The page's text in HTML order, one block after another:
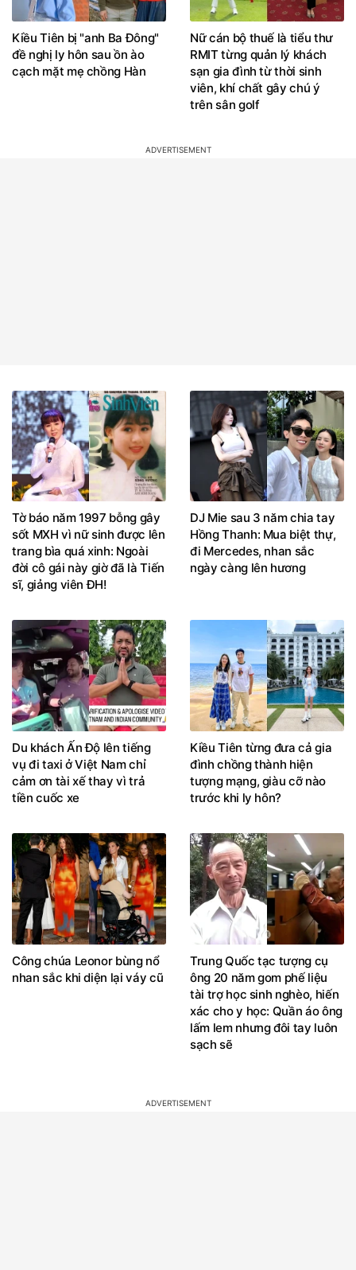
Kiều Tiên bị "anh Ba Đông"
đề nghị ly hôn sau ồn ào
cạch mặt mẹ chồng Hàn
Nữ cán bộ thuế là tiểu thư
RMIT từng quản lý khách
sạn gia đình từ thời sinh
viên, khí chất gây chú ý
trên sân golf
Tờ báo năm 1997 bỗng gây
sốt MXH vì nữ sinh được lên
trang bìa quá xinh: Ngoài
đời cô gái này giờ đã là Tiến
sĩ, giảng viên ĐH!
DJ Mie sau 3 năm chia tay
Hồng Thanh: Mua biệt thự,
đi Mercedes, nhan sắc
ngày càng lên hương
Du khách Ấn Độ lên tiếng
vụ đi taxi ở Việt Nam chỉ
cảm ơn tài xế thay vì trả
tiền cuốc xe
Kiều Tiên từng đưa cả gia
đình chồng thành hiện
tượng mạng, giàu cỡ nào
trước khi ly hôn?
Công chúa Leonor bùng nổ
nhan sắc khi diện lại váy cũ
Trung Quốc tạc tượng cụ
ông 20 năm gom phế liệu
tài trợ học sinh nghèo, hiến
xác cho y học: Quần áo ông
lấm lem nhưng đôi tay luôn
sạch sẽ